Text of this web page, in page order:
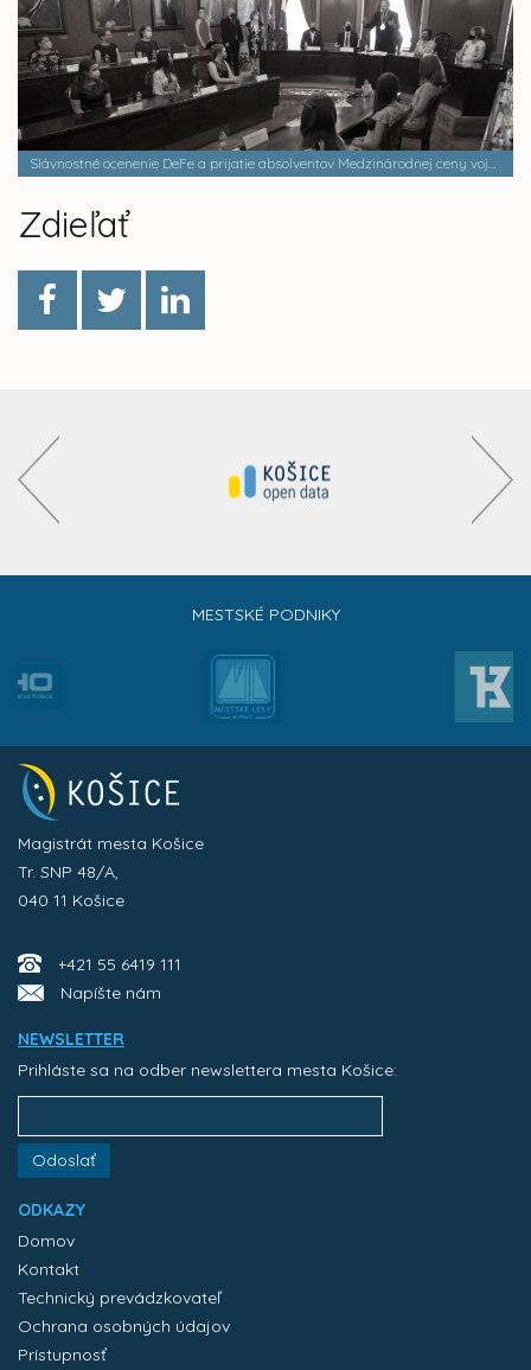
Zdieľať
MESTSKÉ PODNIKY
Magistrát mesta Košice
Tr. SNP 48/A,
040 11 Košice
+421 55 6419 111
Napíšte nám
NEWSLETTER
Prihláste sa na odber newslettera mesta Košice:
Odoslať
ODKAZY
Domov
Kontakt
Technický prevádzkovateľ
Ochrana osobných údajov
Prístupnosť